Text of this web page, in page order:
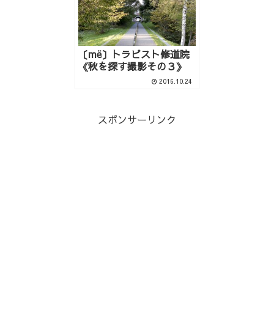
〔më〕トラピスト修道院
《秋を探す撮影その３》
2016.10.24
スポンサーリンク